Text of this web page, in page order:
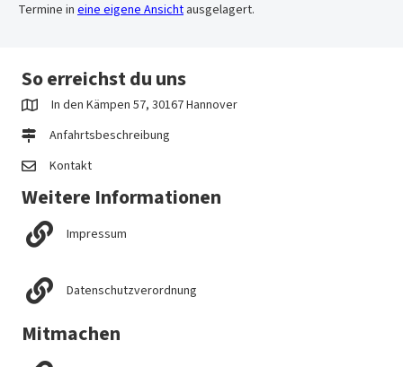
Termine in eine eigene Ansicht ausgelagert.
So erreichst du uns
In den Kämpen 57, 30167 Hannover
Anfahrtsbeschreibung
Kontakt
Weitere Informationen
Impressum
Datenschutzverordnung
Mitmachen